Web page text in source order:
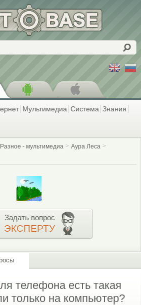
Мультимедиа Система Знания
Разное - мультимедиа
Аура Леса
Задать вопрос
ЭКСПЕРТУ
телефона есть такая
только на компьютер?